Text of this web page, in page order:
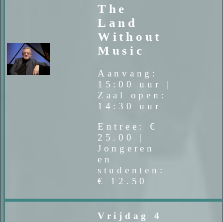
The
Land
Without
Music
Aanvang:
15:00 uur |
Zaal open:
14:30 uur
Entree: €
25.00 |
Jongeren
en
studenten:
€ 12.50
Vrijdag 4